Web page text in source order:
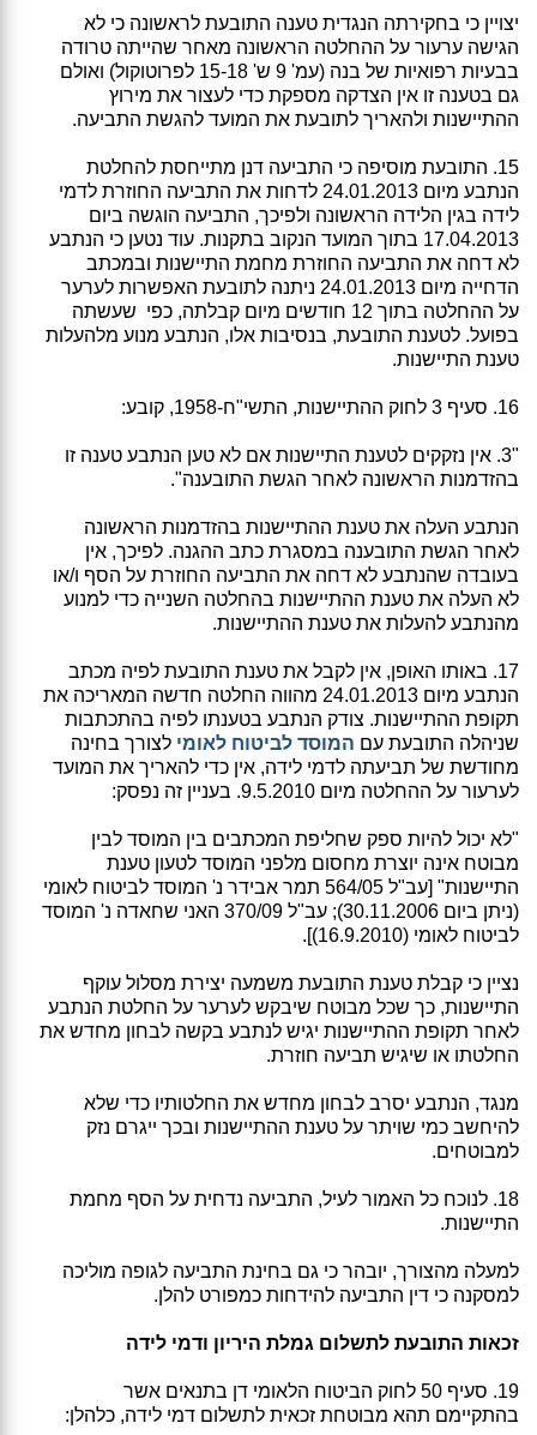
יצויין כי בחקירתה הנגדית טענה התובעת לראשונה כי לא
הגישה ערעור על ההחלטה הראשונה מאחר שהייתה טרודה
בבעיות רפואיות של בנה (עמ' 9 ש' 15-18 לפרוטוקול) ואולם
גם בטענה זו אין הצדקה מספקת כדי לעצור את מירוץ
ההתיישנות ולהאריך לתובעת את המועד להגשת התביעה.
15. התובעת מוסיפה כי התביעה דנן מתייחסת להחלטת
הנתבע מיום 24.01.2013 לדחות את התביעה החוזרת לדמי
לידה בגין הלידה הראשונה ולפיכך, התביעה הוגשה ביום
17.04.2013 בתוך המועד הנקוב בתקנות. עוד נטען כי הנתבע
לא דחה את התביעה החוזרת מחמת התיישנות ובמכתב
הדחייה מיום 24.01.2013 ניתנה לתובעת האפשרות לערער
על ההחלטה בתוך 12 חודשים מיום קבלתה, כפי שעשתה
בפועל. לטענת התובעת, בנסיבות אלו, הנתבע מנוע מלהעלות
טענת התיישנות.
16. סעיף 3 לחוק ההתיישנות, התשי"ח-1958, קובע:
"3. אין נזקקים לטענת התיישנות אם לא טען הנתבע טענה זו
בהזדמנות הראשונה לאחר הגשת התובענה".
הנתבע העלה את טענת ההתיישנות בהזדמנות הראשונה
לאחר הגשת התובענה במסגרת כתב ההגנה. לפיכך, אין
בעובדה שהנתבע לא דחה את התביעה החוזרת על הסף ו/או
לא העלה את טענת ההתיישנות בהחלטה השנייה כדי למנוע
מהנתבע להעלות את טענת ההתיישנות.
17. באותו האופן, אין לקבל את טענת התובעת לפיה מכתב
הנתבע מיום 24.01.2013 מהווה החלטה חדשה המאריכה את
תקופת ההתיישנות. צודק הנתבע בטענתו לפיה בהתכתבות
שניהלה התובעת עם המוסד לביטוח לאומי לצורך בחינה
מחודשת של תביעתה לדמי לידה, אין כדי להאריך את המועד
לערעור על ההחלטה מיום 9.5.2010. בעניין זה נפסק:
"לא יכול להיות ספק שחליפת המכתבים בין המוסד לבין
מבוטח אינה יוצרת מחסום מלפני המוסד לטעון טענת
התיישנות" [עב"ל 564/05 תמר אבידר נ' המוסד לביטוח לאומי
(ניתן ביום 30.11.2006); עב"ל 370/09 האני שחאדה נ' המוסד
לביטוח לאומי (16.9.2010)].
נציין כי קבלת טענת התובעת משמעה יצירת מסלול עוקף
התיישנות, כך שכל מבוטח שיבקש לערער על החלטת הנתבע
לאחר תקופת ההתיישנות יגיש לנתבע בקשה לבחון מחדש את
החלטתו או שיגיש תביעה חוזרת.
מנגד, הנתבע יסרב לבחון מחדש את החלטותיו כדי שלא
להיחשב כמי שויתר על טענת ההתיישנות ובכך ייגרם נזק
למבוטחים.
18. לנוכח כל האמור לעיל, התביעה נדחית על הסף מחמת
התיישנות.
למעלה מהצורך, יובהר כי גם בחינת התביעה לגופה מוליכה
למסקנה כי דין התביעה להידחות כמפורט להלן.
זכאות התובעת לתשלום גמלת היריון ודמי לידה
19. סעיף 50 לחוק הביטוח הלאומי דן בתנאים אשר
בהתקיימם תהא מבוטחת זכאית לתשלום דמי לידה, כלהלן: